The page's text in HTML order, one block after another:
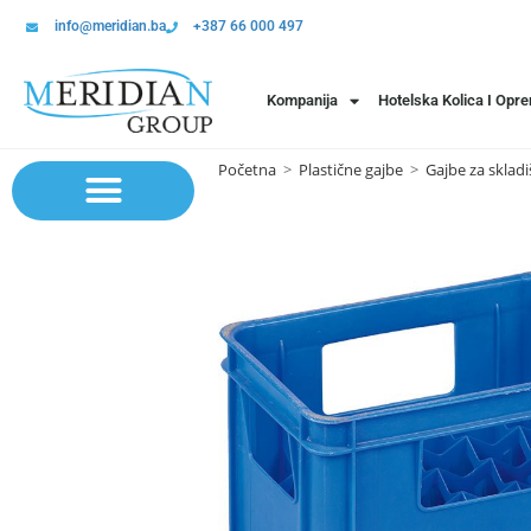
info@meridian.ba +387 66 000 497
Kompanija Hotelska Kolica I
Početna > Plastične gajbe > Gajbe za